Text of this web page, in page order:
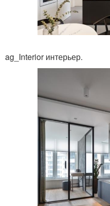
ag_Interior интерьер.